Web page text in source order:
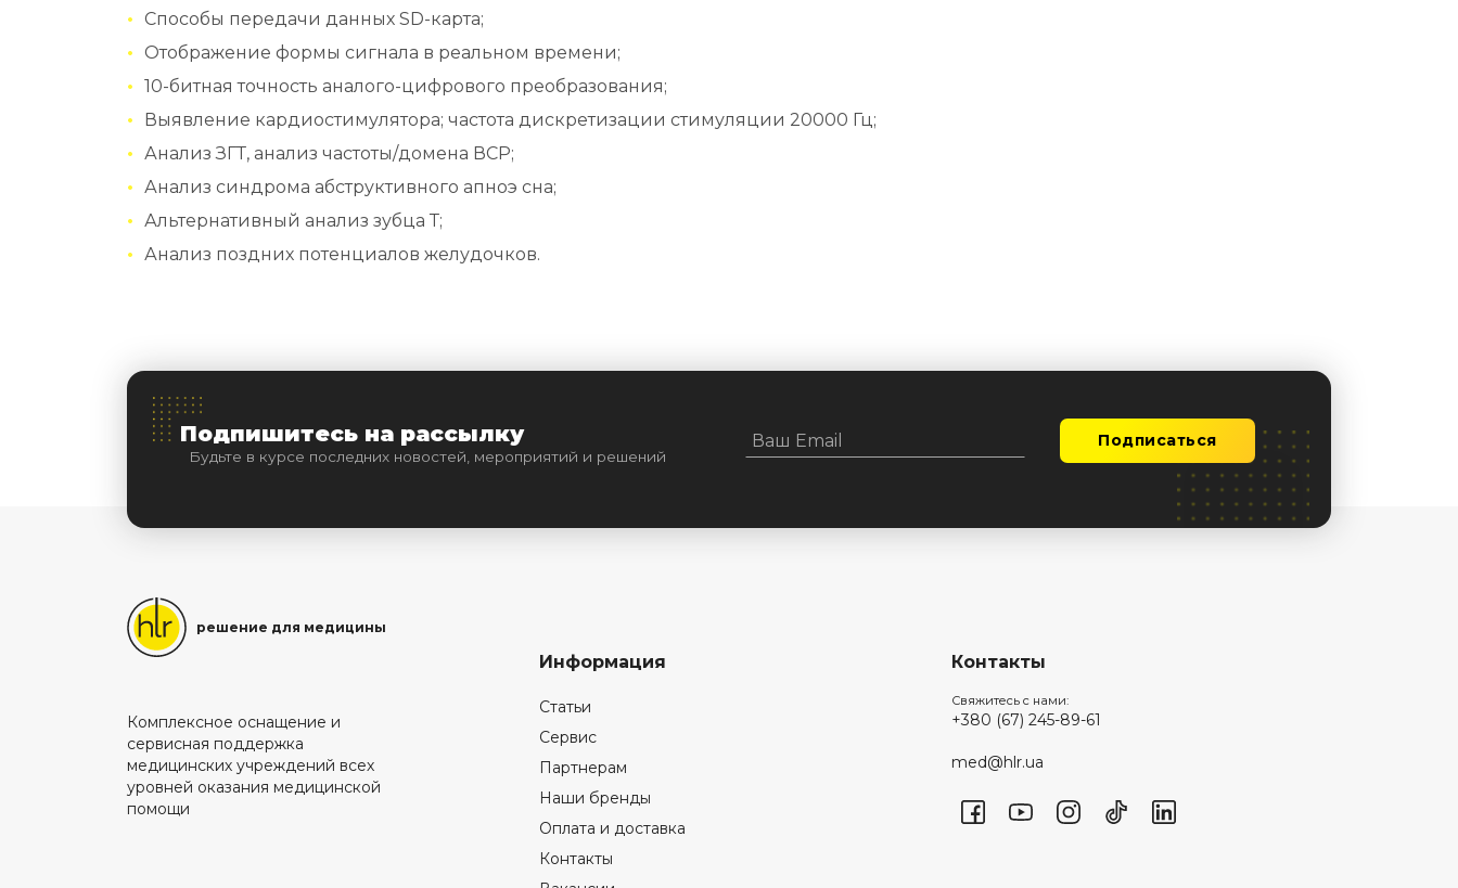
Способы передачи данных SD-карта;
Отображение формы сигнала в реальном времени;
10-битная точность аналого-цифрового преобразования;
Выявление кардиостимулятора; частота дискретизации стимуляции 20000 Гц;
Анализ ЗГТ, анализ частоты/домена ВСР;
Анализ синдрома абструктивного апноэ сна;
Альтернативный анализ зубца Т;
Анализ поздних потенциалов желудочков.
Подпишитесь на рассылку
Будьте в курсе последних новостей, мероприятий и решений
Подписаться
решение для медицины
Комплексное оснащение и
сервисная поддержка
медицинских учреждений всех
уровней оказания медицинской
помощи
Информация
Статьи
Сервис
Партнерам
Наши бренды
Оплата и доставка
Контакты
Контакты
Свяжитесь с нами:
+380 (67) 245-89-61
med@hlr.ua